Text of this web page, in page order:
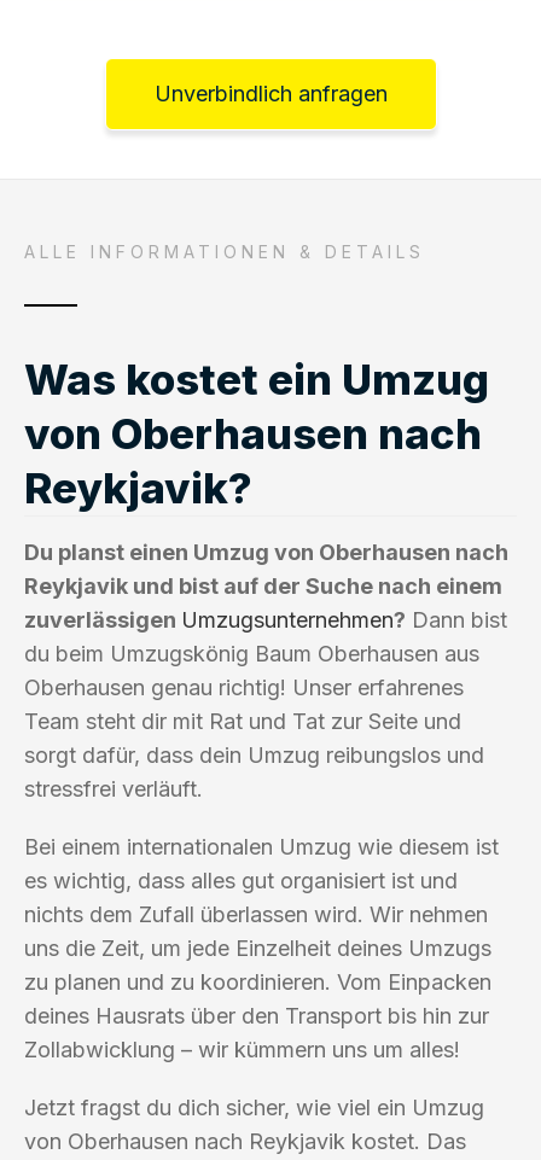
Unverbindlich anfragen
ALLE INFORMATIONEN & DETAILS
Was kostet ein Umzug
von Oberhausen nach
Reykjavik?
Du planst einen Umzug von Oberhausen nach
Reykjavik und bist auf der Suche nach einem
zuverlässigen Umzugsunternehmen? Dann bist
du beim Umzugskönig Baum Oberhausen aus
Oberhausen genau richtig! Unser erfahrenes
Team steht dir mit Rat und Tat zur Seite und
sorgt dafür, dass dein Umzug reibungslos und
stressfrei verläuft.
Bei einem internationalen Umzug wie diesem ist
es wichtig, dass alles gut organisiert ist und
nichts dem Zufall überlassen wird. Wir nehmen
uns die Zeit, um jede Einzelheit deines Umzugs
zu planen und zu koordinieren. Vom Einpacken
deines Hausrats über den Transport bis hin zur
Zollabwicklung – wir kümmern uns um alles!
Jetzt fragst du dich sicher, wie viel ein Umzug
von Oberhausen nach Reykjavik kostet. Das